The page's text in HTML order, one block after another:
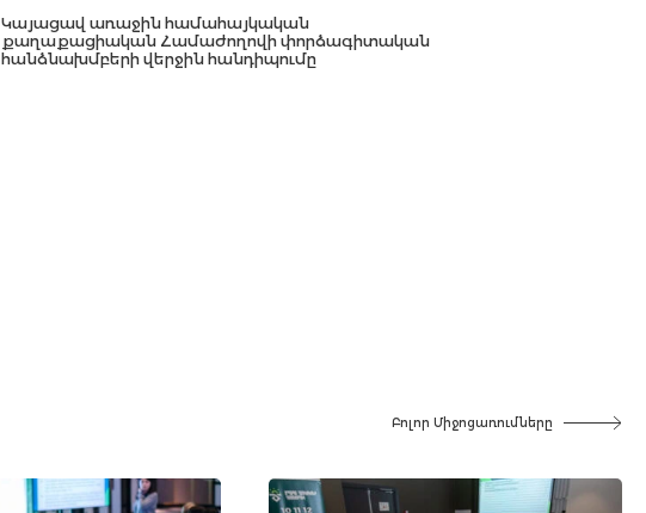
Կայացավ առաջին համահայկական
քաղաքացիական Համաժողովի փորձագիտական
հանձնախմբերի վերջին հանդիպումը
Բոլոր Միջոցառումները